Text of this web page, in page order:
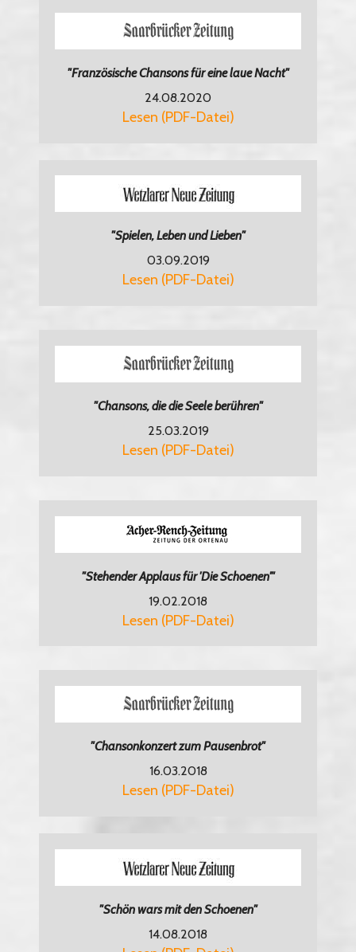
"Französische Chansons für eine laue Nacht"
24.08.2020
Lesen (PDF-Datei)
"Spielen, Leben und Lieben"
03.09.2019
Lesen (PDF-Datei)
"Chansons, die die Seele berühren"
25.03.2019
Lesen (PDF-Datei)
"Stehender Applaus für 'Die Schoenen'"
19.02.2018
Lesen (PDF-Datei)
"Chansonkonzert zum Pausenbrot"
16.03.2018
Lesen (PDF-Datei)
"Schön wars mit den Schoenen"
14.08.2018